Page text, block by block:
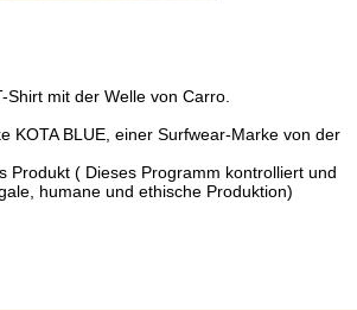
Shirt mit der Welle von Carro.
KOTA BLUE, einer Surfwear-Marke von der
Produkt ( Dieses Programm kontrolliert und
humane und ethische Produktion)